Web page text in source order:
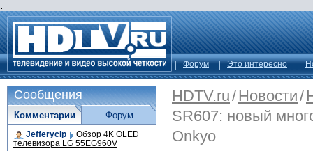
.
Форум Это интересно
HDTV.ru/Новости/
SR607: новый
Onkyo
Сообщения
Комментарии
Jefferycip Обзор 4K OLED
телевизора LG 55EG960V
Форум